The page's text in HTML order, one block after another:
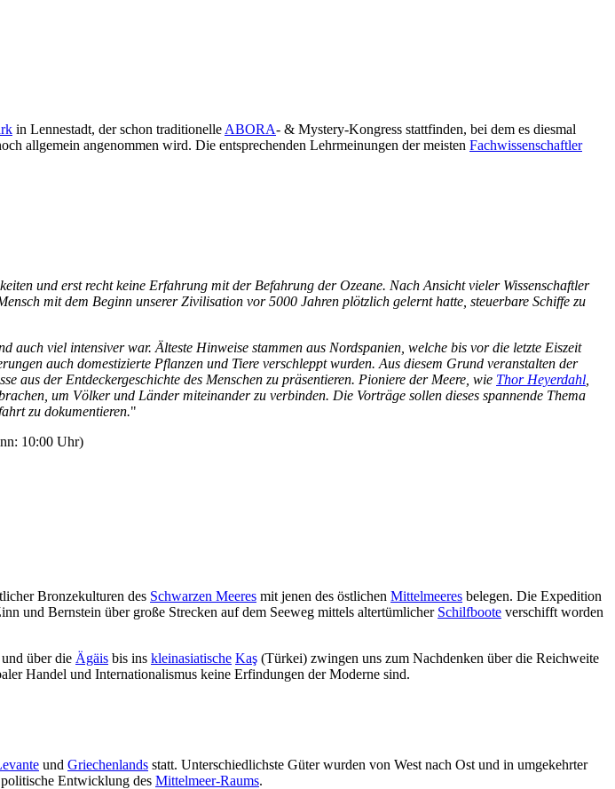
in Lennestadt, der schon traditionelle ABORA- & Mystery-Kongress stattfinden, bei dem es diesmal
allgemein angenommen wird. Die entsprechenden Lehrmeinungen der meisten Fachwissenschaftler
und erst recht keine Erfahrung mit der Befahrung der Ozeane. Nach Ansicht vieler Wissenschaftler
mit dem Beginn unserer Zivilisation vor 5000 Jahren plötzlich gelernt hatte, steuerbare Schiffe zu
auch viel intensiver war. Älteste Hinweise stammen aus Nordspanien, welche bis vor die letzte Eiszeit
auch domestizierte Pflanzen und Tiere verschleppt wurden. Aus diesem Grund veranstalten der
aus der Entdeckergeschichte des Menschen zu präsentieren. Pioniere der Meere, wie Thor Heyerdahl
um Völker und Länder miteinander zu verbinden. Die Vorträge sollen dieses spannende Thema
zu dokumentieren."
10:00 Uhr)
Bronzekulturen des Schwarzen Meeres mit jenen des östlichen Mittelmeeres belegen. Die Expedition
und Bernstein über große Strecken auf dem Seeweg mittels altertümlicher Schilfboote verschifft worden
und über die Ägäis bis ins kleinasiatische Kaş (Türkei) zwingen uns zum Nachdenken über die Reichweite
Handel und Internationalismus keine Erfindungen der Moderne sind.
und Griechenlands statt. Unterschiedlichste Güter wurden von West nach Ost und in umgekehrter
Entwicklung des Mittelmeer-Raums.